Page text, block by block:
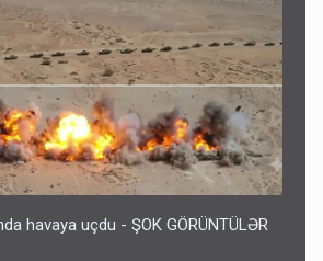
havaya uçdu - ŞOK GÖRÜNTÜLƏR